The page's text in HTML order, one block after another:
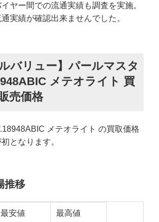
ヤー間での流通実績も調査を実施。
実績が確認出来ませんでした。
バリュー】パールマスタ
メテオライト 買
売価格
メテオライト の買取価格
となります。
推移
最安値 最高値